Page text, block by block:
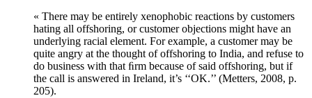
« There may be entirely xenophobic reactions by customers
hating all offshoring, or customer objections might have an
underlying racial element. For example, a customer may be
quite angry at the thought of offshoring to India, and refuse to
do business with that ﬁrm because of said offshoring, but if
the call is answered in Ireland, it’s ‘‘OK.’’ (Metters, 2008, p.
205).